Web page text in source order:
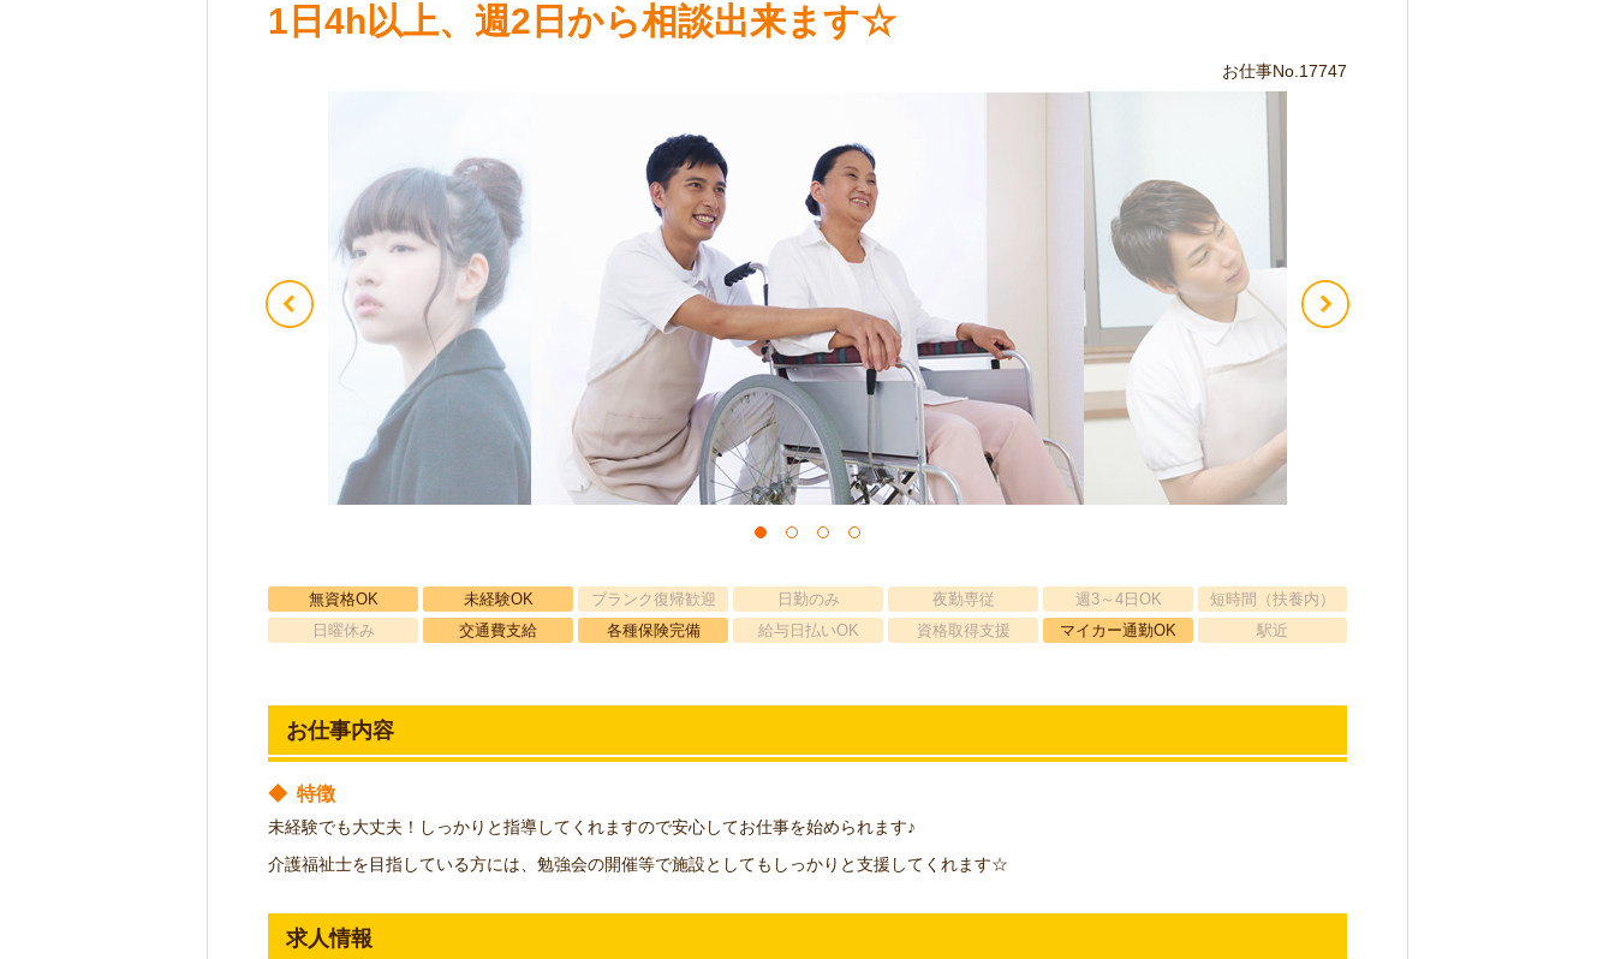
1日4h以上、週2日から相談出来ます☆
お仕事No.17747
無資格OK 未経験OK ブランク復帰歓迎 日勤のみ 夜勤専従 週3～4日OK
短時間（扶養内）
日曜休み
交通費支給 各種保険完備 給与日払いOK 資格取得支援 マイカー通勤OK 駅近
お仕事内容
◆ 特徴
未経験でも大丈夫！しっかりと指導してくれますので安心してお仕事を始められます♪
介護福祉士を目指している方には、勉強会の開催等で施設としてもしっかりと支援してくれます☆
求人情報